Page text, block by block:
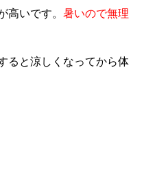
高いです。 暑いので無理
ると涼しくなってから体